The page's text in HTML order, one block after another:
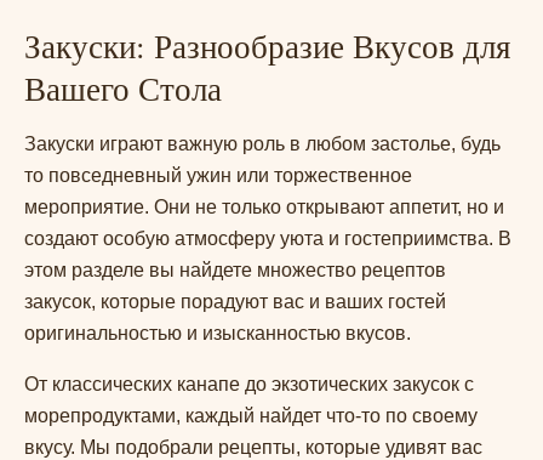
Закуски: Разнообразие Вкусов для
Вашего Стола
Закуски играют важную роль в любом застолье, будь
то повседневный ужин или торжественное
мероприятие. Они не только открывают аппетит, но и
создают особую атмосферу уюта и гостеприимства. В
этом разделе вы найдете множество рецептов
закусок, которые порадуют вас и ваших гостей
оригинальностью и изысканностью вкусов.
От классических канапе до экзотических закусок с
морепродуктами, каждый найдет что-то по своему
вкусу. Мы подобрали рецепты, которые удивят вас